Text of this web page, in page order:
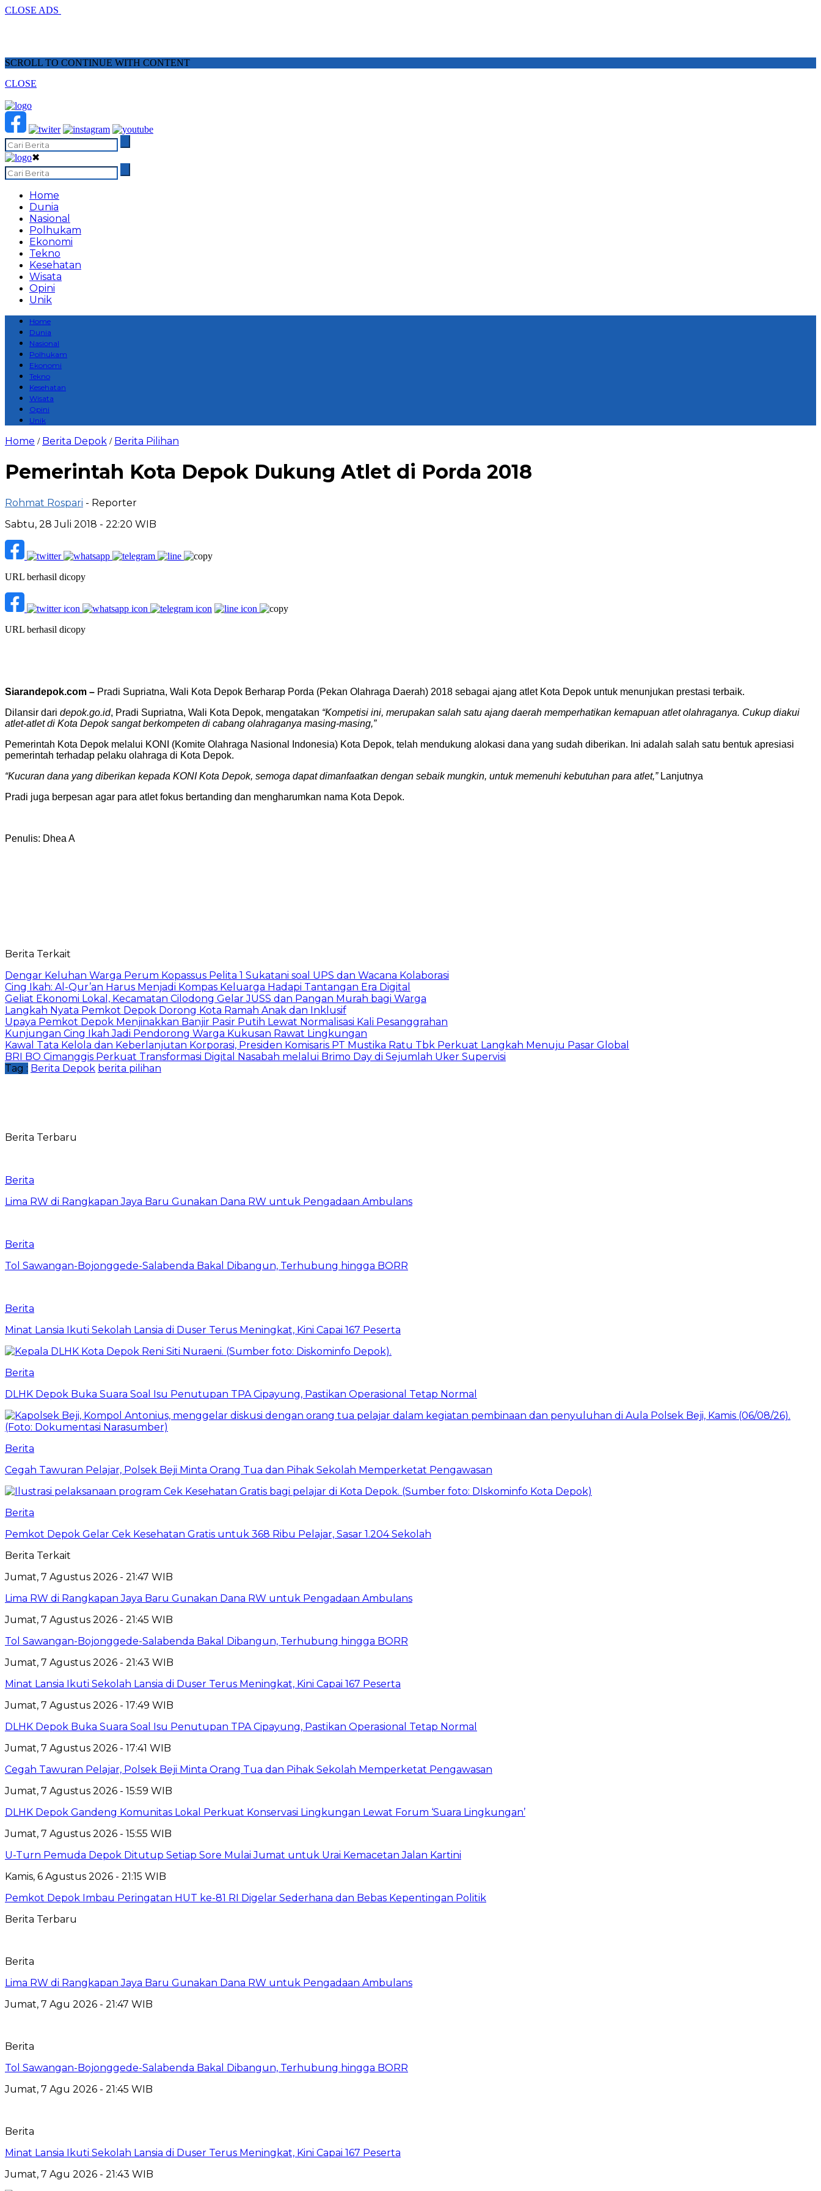
CLOSE ADS
SCROLL TO CONTINUE WITH CONTENT
CLOSE
✖
Home
Dunia
Nasional
Polhukam
Ekonomi
Tekno
Kesehatan
Wisata
Opini
Unik
Home
Dunia
Nasional
Polhukam
Ekonomi
Tekno
Kesehatan
Wisata
Opini
Unik
Home / Berita Depok / Berita Pilihan
Pemerintah Kota Depok Dukung Atlet di Porda 2018
Rohmat Rospari - Reporter
Sabtu, 28 Juli 2018 - 22:20 WIB
URL berhasil dicopy
URL berhasil dicopy
Siarandepok.com – Pradi Supriatna, Wali Kota Depok Berharap Porda (Pekan Olahraga Daerah) 2018 sebagai ajang atlet Kota Depok untuk menunjukan prestasi terbaik.
Dilansir dari depok.go.id, Pradi Supriatna, Wali Kota Depok, mengatakan “Kompetisi ini, merupakan salah satu ajang daerah memperhatikan kemapuan atlet olahraganya. Cukup diakui
atlet-atlet di Kota Depok sangat berkompeten di cabang olahraganya masing-masing,”
Pemerintah Kota Depok melalui KONI (Komite Olahraga Nasional Indonesia) Kota Depok, telah mendukung alokasi dana yang sudah diberikan. Ini adalah salah satu bentuk apresiasi
pemerintah terhadap pelaku olahraga di Kota Depok.
“Kucuran dana yang diberikan kepada KONI Kota Depok, semoga dapat dimanfaatkan dengan sebaik mungkin, untuk memenuhi kebutuhan para atlet,”Lanjutnya
Pradi juga berpesan agar para atlet fokus bertanding dan mengharumkan nama Kota Depok.
Penulis: Dhea A
Berita Terkait
Dengar Keluhan Warga Perum Kopassus Pelita 1 Sukatani soal UPS dan Wacana Kolaborasi
Cing Ikah: Al-Qur’an Harus Menjadi Kompas Keluarga Hadapi Tantangan Era Digital
Geliat Ekonomi Lokal, Kecamatan Cilodong Gelar JUSS dan Pangan Murah bagi Warga
Langkah Nyata Pemkot Depok Dorong Kota Ramah Anak dan Inklusif
Upaya Pemkot Depok Menjinakkan Banjir Pasir Putih Lewat Normalisasi Kali Pesanggrahan
Kunjungan Cing Ikah Jadi Pendorong Warga Kukusan Rawat Lingkungan
Kawal Tata Kelola dan Keberlanjutan Korporasi, Presiden Komisaris PT Mustika Ratu Tbk Perkuat Langkah Menuju Pasar Global
BRI BO Cimanggis Perkuat Transformasi Digital Nasabah melalui Brimo Day di Sejumlah Uker Supervisi
Tag : Berita Depok berita pilihan
Berita Terbaru
Berita
Lima RW di Rangkapan Jaya Baru Gunakan Dana RW untuk Pengadaan Ambulans
Berita
Tol Sawangan-Bojonggede-Salabenda Bakal Dibangun, Terhubung hingga BORR
Berita
Minat Lansia Ikuti Sekolah Lansia di Duser Terus Meningkat, Kini Capai 167 Peserta
Berita
DLHK Depok Buka Suara Soal Isu Penutupan TPA Cipayung, Pastikan Operasional Tetap Normal
Berita
Cegah Tawuran Pelajar, Polsek Beji Minta Orang Tua dan Pihak Sekolah Memperketat Pengawasan
Berita
Pemkot Depok Gelar Cek Kesehatan Gratis untuk 368 Ribu Pelajar, Sasar 1.204 Sekolah
Berita Terkait
Jumat, 7 Agustus 2026 - 21:47 WIB
Lima RW di Rangkapan Jaya Baru Gunakan Dana RW untuk Pengadaan Ambulans
Jumat, 7 Agustus 2026 - 21:45 WIB
Tol Sawangan-Bojonggede-Salabenda Bakal Dibangun, Terhubung hingga BORR
Jumat, 7 Agustus 2026 - 21:43 WIB
Minat Lansia Ikuti Sekolah Lansia di Duser Terus Meningkat, Kini Capai 167 Peserta
Jumat, 7 Agustus 2026 - 17:49 WIB
DLHK Depok Buka Suara Soal Isu Penutupan TPA Cipayung, Pastikan Operasional Tetap Normal
Jumat, 7 Agustus 2026 - 17:41 WIB
Cegah Tawuran Pelajar, Polsek Beji Minta Orang Tua dan Pihak Sekolah Memperketat Pengawasan
Jumat, 7 Agustus 2026 - 15:59 WIB
DLHK Depok Gandeng Komunitas Lokal Perkuat Konservasi Lingkungan Lewat Forum ‘Suara Lingkungan’
Jumat, 7 Agustus 2026 - 15:55 WIB
U-Turn Pemuda Depok Ditutup Setiap Sore Mulai Jumat untuk Urai Kemacetan Jalan Kartini
Kamis, 6 Agustus 2026 - 21:15 WIB
Pemkot Depok Imbau Peringatan HUT ke-81 RI Digelar Sederhana dan Bebas Kepentingan Politik
Berita Terbaru
Berita
Lima RW di Rangkapan Jaya Baru Gunakan Dana RW untuk Pengadaan Ambulans
Jumat, 7 Agu 2026 - 21:47 WIB
Berita
Tol Sawangan-Bojonggede-Salabenda Bakal Dibangun, Terhubung hingga BORR
Jumat, 7 Agu 2026 - 21:45 WIB
Berita
Minat Lansia Ikuti Sekolah Lansia di Duser Terus Meningkat, Kini Capai 167 Peserta
Jumat, 7 Agu 2026 - 21:43 WIB